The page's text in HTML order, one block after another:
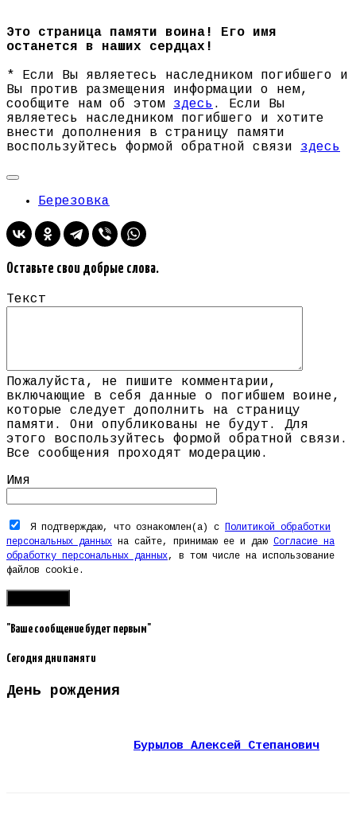
Это страница памяти воина! Его имя
останется в наших сердцах!
* Если Вы являетесь наследником погибшего и
Вы против размещения информации о нем,
сообщите нам об этом здесь . Если Вы
являетесь наследником погибшего и хотите
внести дополнения в страницу памяти
воспользуйтесь формой обратной связи здесь
Березовка
Оставьте свои добрые слова.
Текст
Пожалуйста, не пишите комментарии,
включающие в себя данные о погибшем воине,
которые следует дополнить на страницу
памяти. Они опубликованы не будут. Для
этого воспользуйтесь формой обратной связи.
Все сообщения проходят модерацию.
Имя
Я подтверждаю, что ознакомлен(а) с
Политикой обработки
персональных данных на сайте, принимаю ее и даю Согласие на
обработку персональных данных, в том числе на использование
файлов cookie.
"Ваше сообщение будет первым"
Сегодня дни памяти
День рождения
Бурылов Алексей Степанович